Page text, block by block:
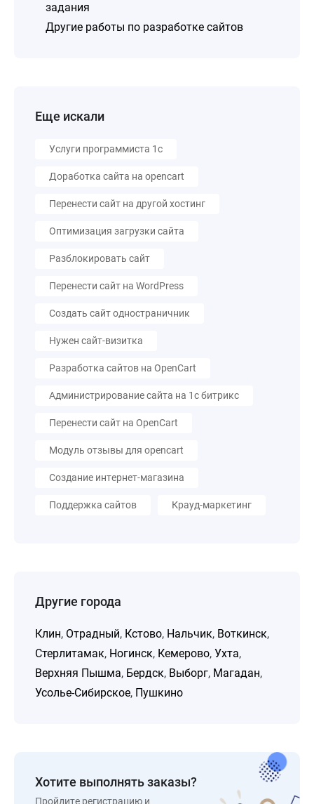
задания
Другие работы по разработке сайтов
Еще искали
Услуги программиста 1с
Доработка сайта на opencart
Перенести сайт на другой хостинг
Оптимизация загрузки сайта
Разблокировать сайт
Перенести сайт на WordPress
Создать сайт одностраничник
Нужен сайт-визитка
Разработка сайтов на OpenCart
Администрирование сайта на 1с битрикс
Перенести сайт на OpenCart
Модуль отзывы для opencart
Создание интернет-магазина
Поддержка сайтов Крауд-маркетинг
Другие города
Клин, Отрадный, Кстово, Нальчик, Воткинск,
Стерлитамак, Ногинск, Кемерово, Ухта,
Верхняя Пышма, Бердск, Выборг, Магадан,
Усолье-Сибирское, Пушкино
Хотите выполнять заказы?
Пройдите регистрацию и